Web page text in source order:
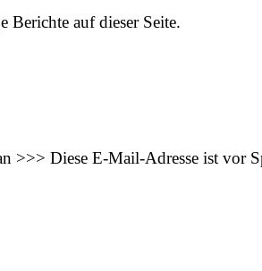
Berichte auf dieser Seite.
>>> Diese E-Mail-Adresse ist vor